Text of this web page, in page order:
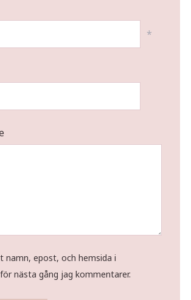
*
namn, epost, och hemsida i
nästa gång jag kommentarer.